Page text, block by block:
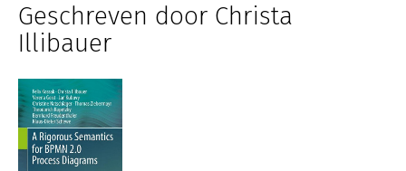
Geschreven door Christa
Illibauer